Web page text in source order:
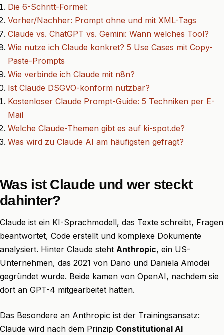
Die 6-Schritt-Formel:
Vorher/Nachher: Prompt ohne und mit XML-Tags
Claude vs. ChatGPT vs. Gemini: Wann welches Tool?
Wie nutze ich Claude konkret? 5 Use Cases mit Copy-
Paste-Prompts
Wie verbinde ich Claude mit n8n?
Ist Claude DSGVO-konform nutzbar?
Kostenloser Claude Prompt-Guide: 5 Techniken per E-
Mail
Welche Claude-Themen gibt es auf ki-spot.de?
Was wird zu Claude AI am häufigsten gefragt?
Was ist Claude und wer steckt
dahinter?
Claude ist ein KI-Sprachmodell, das Texte schreibt, Fragen
beantwortet, Code erstellt und komplexe Dokumente
analysiert. Hinter Claude steht Anthropic, ein US-
Unternehmen, das 2021 von Dario und Daniela Amodei
gegründet wurde. Beide kamen von OpenAI, nachdem sie
dort an GPT-4 mitgearbeitet hatten.
Das Besondere an Anthropic ist der Trainingsansatz:
Claude wird nach dem Prinzip Constitutional AI